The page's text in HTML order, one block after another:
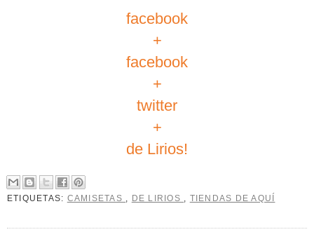
facebook
+
facebook
+
twitter
+
de Lirios!
ETIQUETAS: CAMISETAS , DE LIRIOS , TIENDAS DE AQUÍ